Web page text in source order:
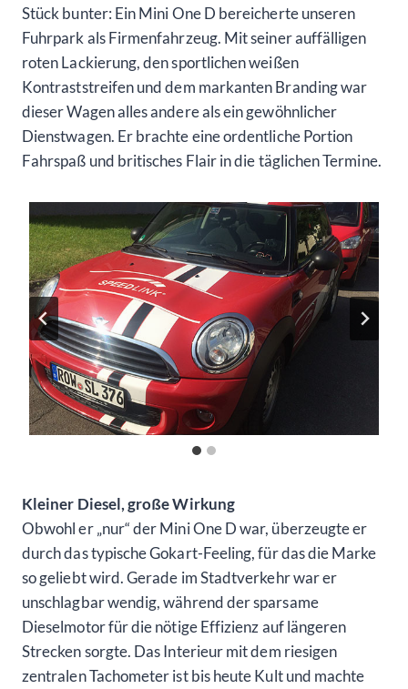
Stück bunter: Ein Mini One D bereicherte unseren
Fuhrpark als Firmenfahrzeug. Mit seiner auffälligen
roten Lackierung, den sportlichen weißen
Kontraststreifen und dem markanten Branding war
dieser Wagen alles andere als ein gewöhnlicher
Dienstwagen. Er brachte eine ordentliche Portion
Fahrspaß und britisches Flair in die täglichen Termine.
Kleiner Diesel, große Wirkung
Obwohl er „nur“ der Mini One D war, überzeugte er
durch das typische Gokart-Feeling, für das die Marke
so geliebt wird. Gerade im Stadtverkehr war er
unschlagbar wendig, während der sparsame
Dieselmotor für die nötige Effizienz auf längeren
Strecken sorgte. Das Interieur mit dem riesigen
zentralen Tachometer ist bis heute Kult und machte